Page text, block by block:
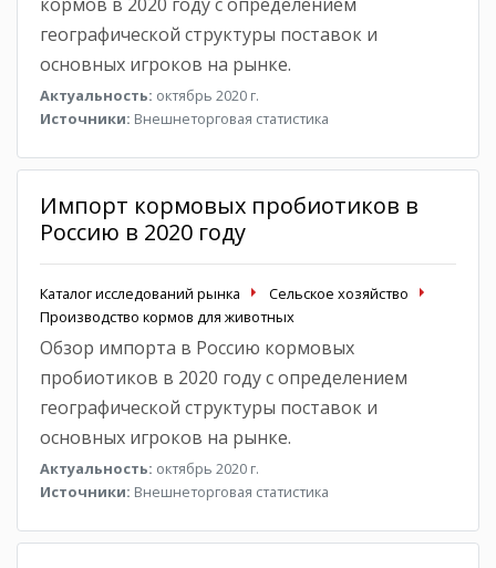
географической структуры поставок и
основных игроков на рынке.
Актуальность: октябрь 2020 г.
Источники: Внешнеторговая статистика
Импорт кормовых пробиотиков в
Россию в 2020 году
Каталог исследований рынка
Сельское хозяйство
Производство кормов для животных
Обзор импорта в Россию кормовых
пробиотиков в 2020 году с определением
географической структуры поставок и
основных игроков на рынке.
Актуальность: октябрь 2020 г.
Источники: Внешнеторговая статистика